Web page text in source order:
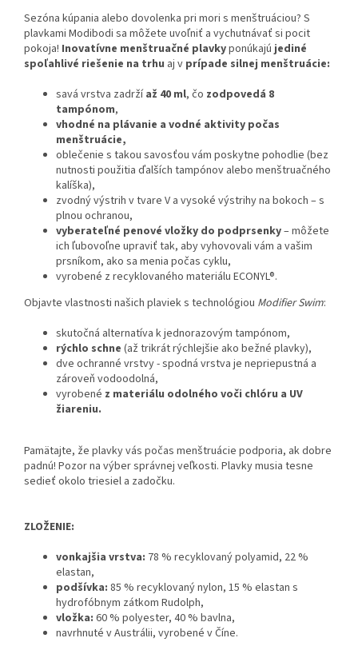
Sezóna kúpania alebo dovolenka pri mori s menštruáciou? S
plavkami Modibodi sa môžete uvoľniť a vychutnávať si pocit
pokoja! Inovatívne menštruačné plavkyponúkajú jediné
spoľahlivé riešenie na trhu aj v prípade silnej menštruácie:
savá vrstva zadržíaž 40 ml, čo zodpovedá 8
tampónom,
vhodné na plávanie a vodné aktivity počas
menštruácie,
oblečenie s takou savosťou vám poskytne pohodlie (bez
nutnosti použitia ďalších tampónov alebo menštruačného
kalíška),
zvodný výstrih v tvare V a vysoké výstrihy na bokoch – s
plnou ochranou,
vyberateľné penové vložky do podprsenky– môžete
ich ľubovoľne upraviť tak, aby vyhovovali vám a vašim
prsníkom, ako sa menia počas cyklu,
vyrobené z recyklovaného materiálu ECONYL®.
Objavte vlastnosti našich plaviek s technológiou Modifier Swim:
skutočná alternatíva k jednorazovým tampónom,
rýchlo schne (až trikrát rýchlejšie ako bežné plavky),
dve ochranné vrstvy - spodná vrstva je nepriepustná a
zároveň vodoodolná,
vyrobené z materiálu odolného voči chlóru a UV
žiareniu.
Pamätajte, že plavky vás počas menštruácie podporia, ak dobre
padnú! Pozor na výber správnej veľkosti. Plavky musia tesne
sedieť okolo triesiel a zadočku.
ZLOŽENIE:
vonkajšia vrstva: 78 % recyklovaný polyamid, 22 %
elastan,
podšívka: 85 % recyklovaný nylon, 15 % elastan s
hydrofóbnym zátkom Rudolph,
vložka: 60 % polyester, 40 % bavlna,
navrhnuté v Austrálii, vyrobené v Číne.